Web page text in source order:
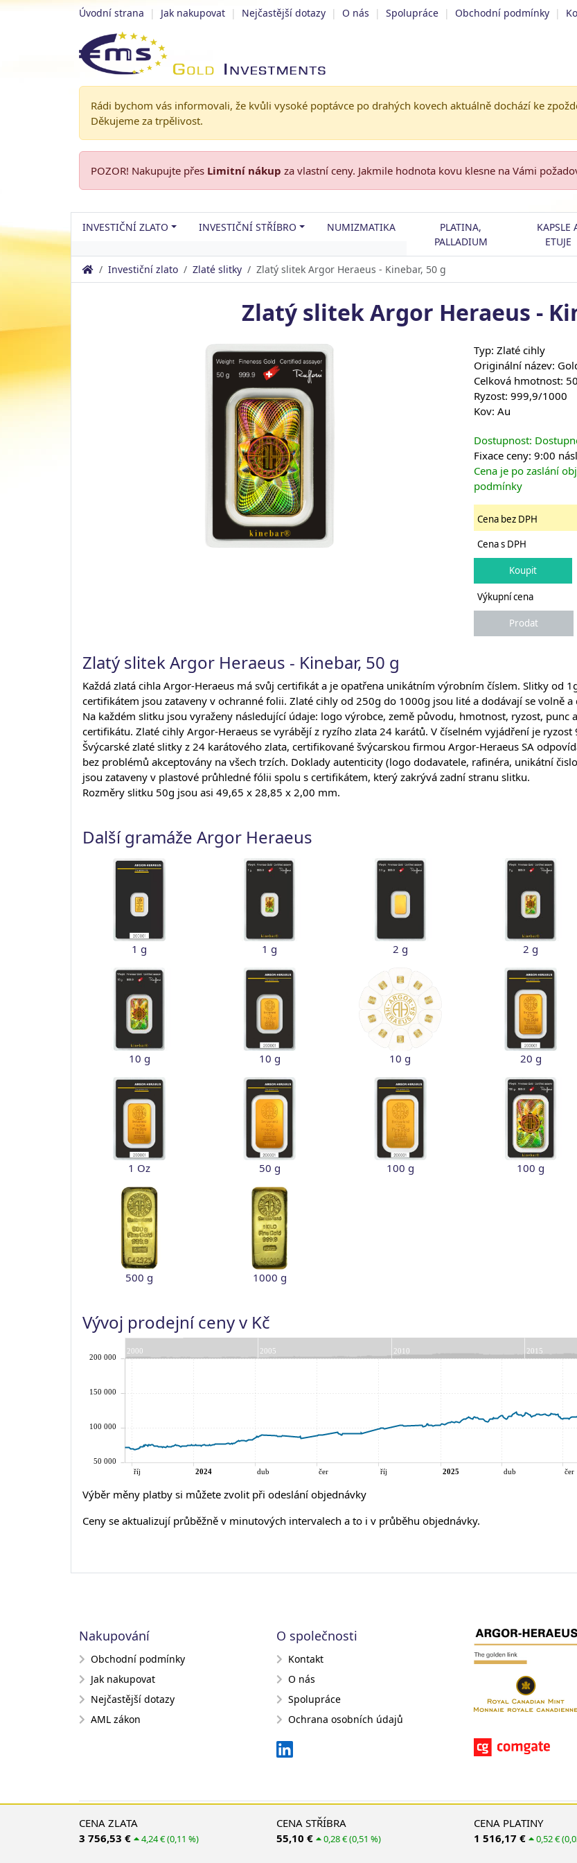
Úvodní strana | Jak nakupovat | Nejčastější dotazy | O nás | Spolupráce | Obchodní podmínky |
Rádi bychom vás informovali, že kvůli vysoké poptávce po drahých kovech aktuálně dochází ke
Děkujeme za trpělivost.
POZOR! Nakupujte přes Limitní nákup za vlastní ceny. Jakmile hodnota kovu klesne na Vámi
INVESTIČNÍ ZLATO INVESTIČNÍ STŘÍBRO NUMIZMATIKA
PLATINA,
PALLADIUM
KAPSLE
ETUJE
Investiční zlato Zlaté slitky Zlatý slitek Argor Heraeus - Kinebar, 50 g
Zlatý slitek Argor Heraeus -
Typ: Zlaté cihly
Originální název:
Celková hmotnost:
Ryzost: 999,9/1000
Kov: Au
Dostupnost:
Fixace ceny: 9:00
Cena je po zaslání
podmínky
Cena bez DPH
Cena s DPH
Výkupní cena
Zlatý slitek Argor Heraeus - Kinebar, 50 g
Každá zlatá cihla Argor-Heraeus má svůj certifikát a je opatřena unikátním výrobním číslem. Slitky od
certifikátem jsou zataveny v ochranné folii. Zlaté cihly od 250g do 1000g jsou lité a dodávají se volně
Na každém slitku jsou vyraženy následující údaje: logo výrobce, země původu, hmotnost, ryzost, punc
certifikátu. Zlaté cihly Argor-Heraeus se vyrábějí z ryzího zlata 24 karátů. V číselném vyjádření je
Švýcarské zlaté slitky z 24 karátového zlata, certifikované švýcarskou firmou Argor-Heraeus SA
bez problémů akceptovány na všech trzích. Doklady autenticity (logo dodavatele, rafinéra, unikátní
jsou zataveny v plastové průhledné fólii spolu s certifikátem, který zakrývá zadní stranu slitku.
Rozměry slitku 50g jsou asi 49,65 x 28,85 x 2,00 mm.
Další gramáže Argor Heraeus
1 g 1 g 2 g 2 g
10 g 10 g 10 g 20 g
1 Oz 50 g 100 g 100 g
500 g 1000 g
Vývoj prodejní ceny v Kč
Výběr měny platby si můžete zvolit při odeslání objednávky
Ceny se aktualizují průběžně v minutových intervalech a to i v průběhu objednávky.
Nakupování
Obchodní podmínky
Jak nakupovat
Nejčastější dotazy
AML zákon
O společnosti
Kontakt
O nás
Spolupráce
Ochrana osobních údajů
CENA ZLATA
3 756,53 €
4,24 € (0,11 %)
CENA STŘÍBRA
55,10 €
0,28 € (0,51 %)
CENA PLATINY
1 516,17 €
0,52 €